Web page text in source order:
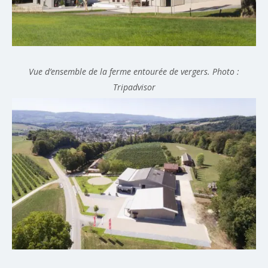
Vue d’ensemble de la ferme entourée de vergers. Photo :
Tripadvisor